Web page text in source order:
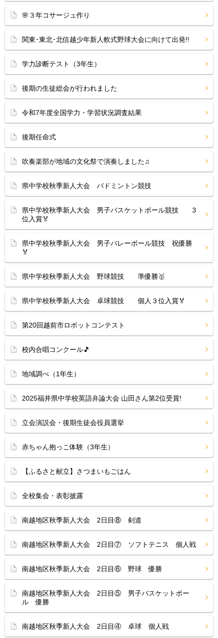
🌸３年コサージュ作り
関東･東北･北信越少年新人軟式野球大会に向けて出発!!
学力診断テスト（3年生）
後期の生徒総会が行われました
令和7年度全国学力・学習状況調査結果
後期任命式
吹奏楽部が地域の文化祭で演奏しました♫
県中学校秋季新人大会 バドミントン競技
県中学校秋季新人大会 男子バスケットボール競技 3
位入賞🏅
県中学校秋季新人大会 男子バレーボール競技 祝優勝
🏅
県中学校秋季新人大会 野球競技 準優勝🥇
県中学校秋季新人大会 卓球競技 個人３位入賞🏅
第20回越前市ロボットコンテスト
校内合唱コンクール🎵
地域調べ（1年生）
2025福井県中学校英語弁論大会 山田さん第2位受賞!
立会演説会・後期生徒会役員選挙
赤ちゃん抱っこ体験（3年生）
【ふるさと献立】さつまいもごはん
全校集会・表彰披露
南越地区秋季新人大会 2日目⑧ 剣道
南越地区秋季新人大会 2日目⑦ ソフトテニス 個人戦
南越地区秋季新人大会 2日目⑥ 野球 優勝
南越地区秋季新人大会 2日目⑤ 男子バスケットボー
ル 優勝
南越地区秋季新人大会 2日目④ 卓球 個人戦